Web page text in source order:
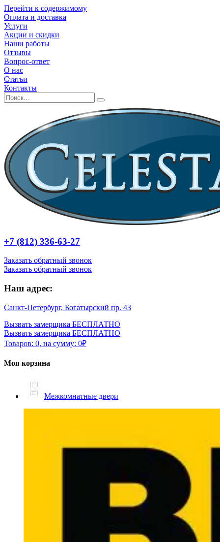
Перейти к содержимому
Оплата и доставка
Услуги
Акции и скидки
Наши работы
Отзывы
Вопрос-ответ
О нас
Статьи
Контакты
+7 (812) 336-63-27
Заказать обратный звонок
Заказать обратный звонок
Наш адрес:
Санкт-Петербург, Богатырский пр. 43
Вызвать замерщика БЕСПЛАТНО
Вызвать замерщика БЕСПЛАТНО
Товаров: 0, на сумму: 0₽
Моя корзина
Межкомнатные двери